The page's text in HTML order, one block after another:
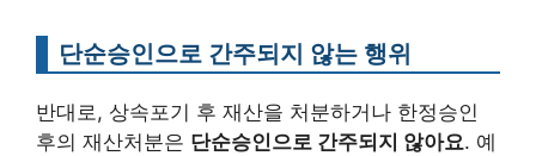
단순승인으로 간주되지 않는 행위
반대로, 상속포기 후 재산을 처분하거나 한정승인
후의 재산처분은 단순승인으로 간주되지 않아요. 예